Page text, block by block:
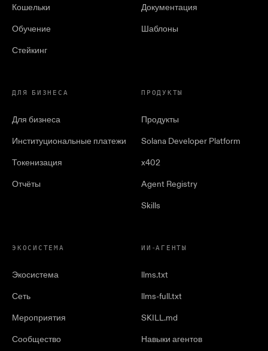
Кошельки
Обучение
Стейкинг
Документация
Шаблоны
ДЛЯ БИЗНЕСА
Для бизнеса
Институциональные платежи
Токенизация
Отчёты
ПРОДУКТЫ
Продукты
Solana Developer Platform
x402
Agent Registry
Skills
ЭКОСИСТЕМА
Экосистема
Сеть
Мероприятия
Сообщество
ИИ-АГЕНТЫ
llms.txt
llms-full.txt
SKILL.md
Навыки агентов